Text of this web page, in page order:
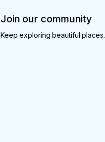
Join our community
Keep exploring beautiful places.